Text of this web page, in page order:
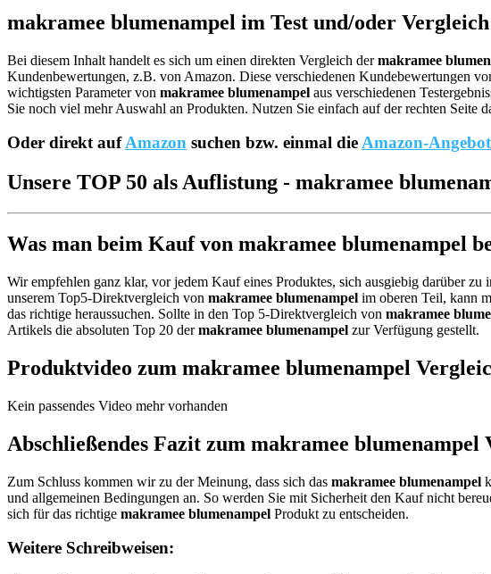
makramee blumenampel im Test und/oder Vergleich
Bei diesem Inhalt handelt es sich um einen direkten Vergleich dermakramee
Kundenbewertungen, z.B. von Amazon. Diese verschiedenen Kundebewertungen
wichtigsten Parameter von makramee blumenampel aus verschiedenen
Sie noch viel mehr Auswahl an Produkten. Nutzen Sie einfach auf der rechten Seite
Oder direkt aufAmazon suchen bzw. einmal dieAmazon-
Unsere TOP 50 als Auflistung - makramee
Was man beim Kauf von makramee blumenampel
Wir empfehlen ganz klar, vor jedem Kauf eines Produktes, sich ausgiebig darüber
unserem Top5-Direktvergleich von makramee blumenampel im oberen Teil, kann
das richtige heraussuchen. Sollte in den Top 5-Direktvergleich von makramee
Artikels die absoluten Top 20 dermakramee blumenampel zur Verfügung gestellt.
Produktvideo zum makramee blumenampel
Kein passendes Video mehr vorhanden
Abschließendes Fazit zum makramee blumenampel
Zum Schluss kommen wir zu der Meinung, dass sich das makramee blumenampel
und allgemeinen Bedingungen an. So werden Sie mit Sicherheit den Kauf nicht
sich für das richtige makramee blumenampel Produkt zu entscheiden.
Weitere Schreibweisen: